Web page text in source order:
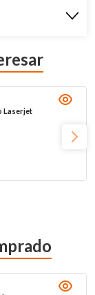
Laserjet